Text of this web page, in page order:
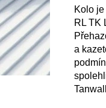
Kolo
RL TK
a